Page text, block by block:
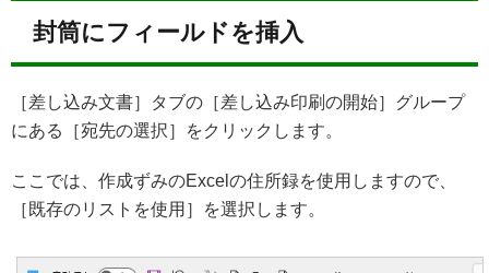
封筒にフィールドを挿入
［差し込み文書］タブの［差し込み印刷の開始］グループ
にある［宛先の選択］をクリックします。
ここでは、作成ずみのExcelの住所録を使用しますので、
［既存のリストを使用］を選択します。